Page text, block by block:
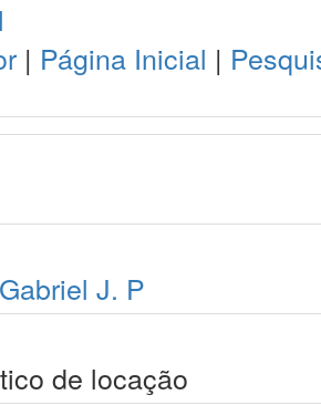
| Página Inicial |
J. P
de locação